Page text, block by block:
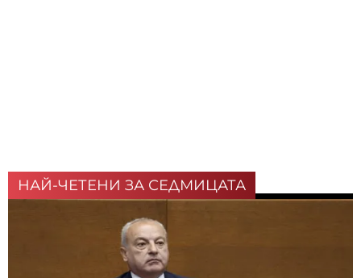
НАЙ-ЧЕТЕНИ ЗА СЕДМИЦАТА